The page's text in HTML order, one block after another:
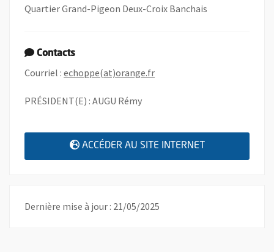
Quartier Grand-Pigeon Deux-Croix Banchais
Contacts
Courriel : echoppe(at)orange.fr, Ouvre une nouvelle fenêtre
PRÉSIDENT(E) : AUGU Rémy
ACCÉDER AU SITE INTERNET , OUVRE UNE
Dernière mise à jour : 21/05/2025